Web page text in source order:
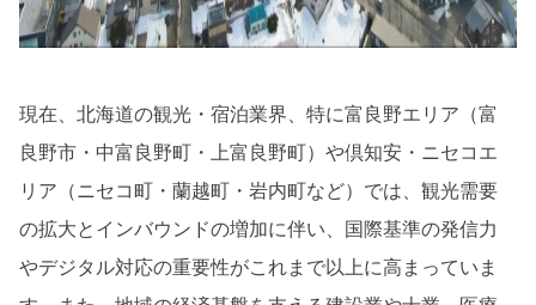
現在、北海道の観光・宿泊業界、特に富良野エリア（富
良野市・中富良野町・上富良野町）や倶知安・ニセコエ
リア（ニセコ町・蘭越町・岩内町など）では、観光需要
の拡大とインバウンドの増加に伴い、国際基準の発信力
やデジタル対応の重要性がこれまで以上に高まっていま